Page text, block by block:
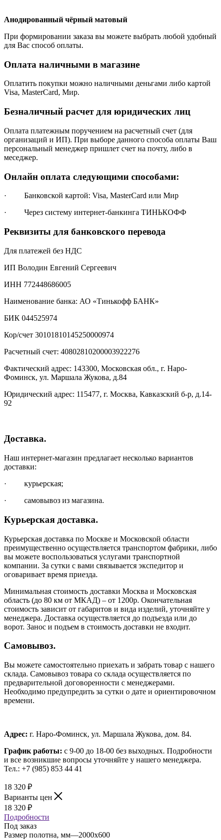
Анодированный чёрный матовый
При формировании заказа вы можете выбрать любой удобный
для Вас способ оплаты.
Оплата наличными в магазине
Оплатить покупки можно наличными деньгами либо картой
Visa, MasterCard, Мир.
Безналичный расчет для юридических лиц
Оплата платежным поручением на расчетный счет (для
организаций и ИП). При выборе данного способа оплаты Ваш
персональный менеджер пришлет счет на почту, либо в
меседжер.
Онлайн оплата следующими способами:
· Банковской картой: Visa, MasterCard или Мир
· Через систему интернет-банкинга ТИНЬКОФФ
Реквизиты для банковского перевода
Для платежей без НДС
ИП Володин Евгений Сергеевич
ИНН 772448686005
Наименование банка: АО «Тинькофф БАНК»
БИК 044525974
Кор/счет 30101810145250000974
Расчетный счет: 40802810200003922276
Фактический адрес: 143300, Московская обл., г. Наро-
Фоминск, ул. Маршала Жукова, д.84
Юридический адрес: 115477, г. Москва, Кавказский б-р, д.14-
92
Доставка.
Наш интернет-магазин предлагает несколько вариантов
доставки:
· курьерская;
· самовывоз из магазина.
Курьерская доставка.
Курьерская доставка по Москве и Московской области
преимущественно осуществляется транспортом фабрики, либо
вы можете воспользоваться услугами транспортной
компании. За сутки с вами связывается экспедитор и
оговаривает время приезда.
Минимальная стоимость доставки Москва и Московская
область (до 80 км от МКАД) – от 1200р. Окончательная
стоимость зависит от габаритов и вида изделий, уточняйте у
менеджера. Доставка осуществляется до подъезда или до
ворот. Занос и подъем в стоимость доставки не входит.
Самовывоз.
Вы можете самостоятельно приехать и забрать товар с нашего
склада. Самовывоз товара со склада осуществляется по
предварительной договоренности с менеджерами.
Необходимо предупредить за сутки о дате и ориентировочном
времени.
Адрес: г. Наро-Фоминск, ул. Маршала Жукова, дом. 84.
График работы: с 9-00 до 18-00 без выходных. Подробности
и все возникшие вопросы уточняйте у нашего менеджера.
Тел.: +7 (985) 853 44 41
18 320 ₽
Варианты цен
18 320 ₽
Подробности
Под заказ
Размер полотна, мм—2000x600